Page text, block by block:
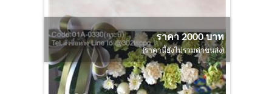
ราคา 2000 บาท
(ราคานี้ยังไม่รวมค่าขนส่ง)